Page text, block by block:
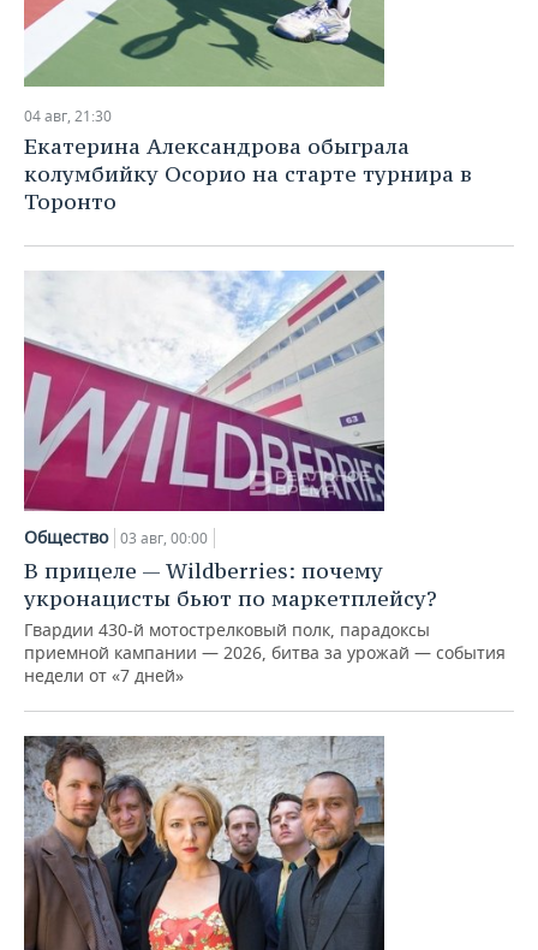
04 авг, 21:30
Екатерина Александрова обыграла
колумбийку Осорио на старте турнира в
Торонто
Общество 03 авг, 00:00
В прицеле — Wildberries: почему
укронацисты бьют по маркетплейсу?
Гвардии 430-й мотострелковый полк, парадоксы
приемной кампании — 2026, битва за урожай — события
недели от «7 дней»